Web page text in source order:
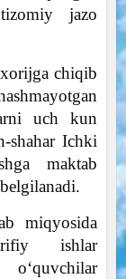
jazo
chiqib
uch kun
shahar Ichki
maktab
miqyosida
ishlar
o‘quvchilar